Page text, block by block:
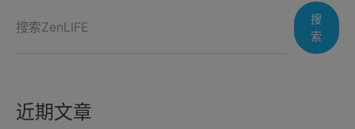
搜
索
近期文章